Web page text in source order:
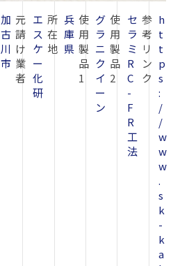
加
古
川
市
元
請
け
業
者
エ
ス
ケ
ー
化
研
所
在
地
兵
庫
県
使
用
製
品
1
グ
ラ
ニ
ク
イ
ー
ン
使
用
製
品
2
セ
ラ
ミ
R
C
-
F
R
工
法
参
考
リ
ン
ク
h
t
t
p
s
:
/
/
w
w
w
.
s
k
-
k
a